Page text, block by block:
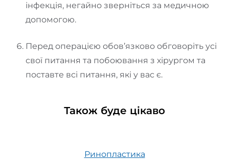
інфекція, негайно зверніться за медичною
допомогою.
Перед операцією обов’язково обговоріть усі
свої питання та побоювання з хірургом та
поставте всі питання, які у вас є.
Також буде цікаво
Ринопластика